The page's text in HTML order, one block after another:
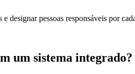
designar pessoas responsáveis por
um sistema integrado?